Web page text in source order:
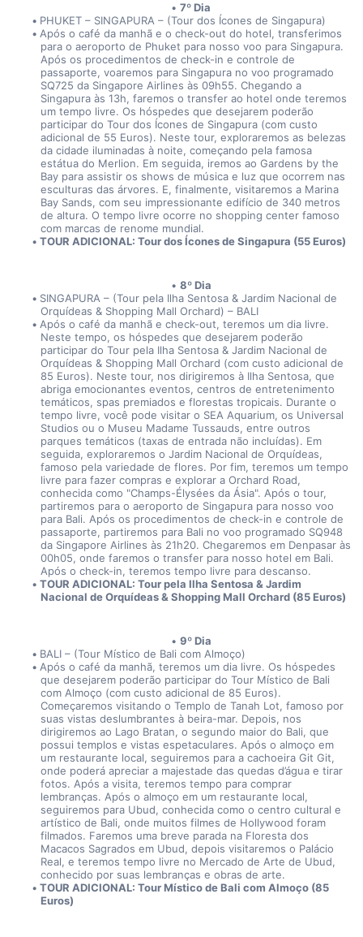
7º Dia
PHUKET – SINGAPURA – (Tour dos Ícones de Singapura)
Após o café da manhã e o check-out do hotel, transferimos
para o aeroporto de Phuket para nosso voo para Singapura.
Após os procedimentos de check-in e controle de
passaporte, voaremos para Singapura no voo programado
SQ725 da Singapore Airlines às 09h55. Chegando a
Singapura às 13h, faremos o transfer ao hotel onde teremos
um tempo livre. Os hóspedes que desejarem poderão
participar do Tour dos Ícones de Singapura (com custo
adicional de 55 Euros). Neste tour, exploraremos as belezas
da cidade iluminadas à noite, começando pela famosa
estátua do Merlion. Em seguida, iremos ao Gardens by the
Bay para assistir os shows de música e luz que ocorrem nas
esculturas das árvores. E, finalmente, visitaremos a Marina
Bay Sands, com seu impressionante edifício de 340 metros
de altura. O tempo livre ocorre no shopping center famoso
com marcas de renome mundial.
TOUR ADICIONAL: Tour dos Ícones de Singapura (55 Euros)
8º Dia
SINGAPURA – (Tour pela Ilha Sentosa & Jardim Nacional de
Orquídeas & Shopping Mall Orchard) – BALI
Após o café da manhã e check-out, teremos um dia livre.
Neste tempo, os hóspedes que desejarem poderão
participar do Tour pela Ilha Sentosa & Jardim Nacional de
Orquídeas & Shopping Mall Orchard (com custo adicional de
85 Euros). Neste tour, nos dirigiremos à Ilha Sentosa, que
abriga emocionantes eventos, centros de entretenimento
temáticos, spas premiados e florestas tropicais. Durante o
tempo livre, você pode visitar o SEA Aquarium, os Universal
Studios ou o Museu Madame Tussauds, entre outros
parques temáticos (taxas de entrada não incluídas). Em
seguida, exploraremos o Jardim Nacional de Orquídeas,
famoso pela variedade de flores. Por fim, teremos um tempo
livre para fazer compras e explorar a Orchard Road,
conhecida como "Champs-Élysées da Ásia". Após o tour,
partiremos para o aeroporto de Singapura para nosso voo
para Bali. Após os procedimentos de check-in e controle de
passaporte, partiremos para Bali no voo programado SQ948
da Singapore Airlines às 21h20. Chegaremos em Denpasar às
00h05, onde faremos o transfer para nosso hotel em Bali.
Após o check-in, teremos tempo livre para descanso.
TOUR ADICIONAL: Tour pela Ilha Sentosa & Jardim
Nacional de Orquídeas & Shopping Mall Orchard (85 Euros)
9º Dia
BALI – (Tour Místico de Bali com Almoço)
Após o café da manhã, teremos um dia livre. Os hóspedes
que desejarem poderão participar do Tour Místico de Bali
com Almoço (com custo adicional de 85 Euros).
Começaremos visitando o Templo de Tanah Lot, famoso por
suas vistas deslumbrantes à beira-mar. Depois, nos
dirigiremos ao Lago Bratan, o segundo maior do Bali, que
possui templos e vistas espetaculares. Após o almoço em
um restaurante local, seguiremos para a cachoeira Git Git,
onde poderá apreciar a majestade das quedas d’água e tirar
fotos. Após a visita, teremos tempo para comprar
lembranças. Após o almoço em um restaurante local,
seguiremos para Ubud, conhecida como o centro cultural e
artístico de Bali, onde muitos filmes de Hollywood foram
filmados. Faremos uma breve parada na Floresta dos
Macacos Sagrados em Ubud, depois visitaremos o Palácio
Real, e teremos tempo livre no Mercado de Arte de Ubud,
conhecido por suas lembranças e obras de arte.
TOUR ADICIONAL: Tour Místico de Bali com Almoço (85
Euros)